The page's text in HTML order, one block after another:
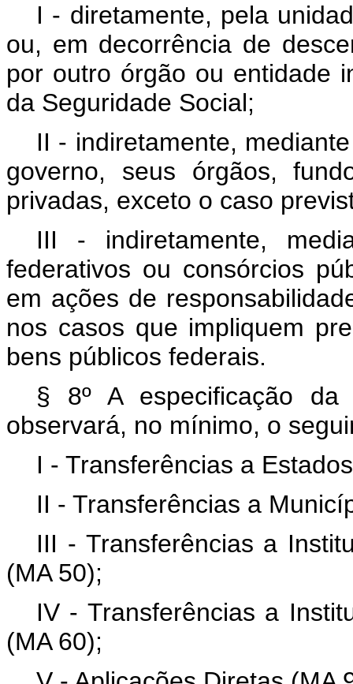
I - diretamente, pela
ou, em decorrência de
por outro órgão ou entidade
da Seguridade Social;
II - indiretamente,
governo, seus órgãos,
privadas, exceto o caso
III - indiretamente,
federativos ou consórcios
em ações de
nos casos que impliquem
bens públicos federais.
§ 8º A especificação
observará, no mínimo, o
I - Transferências a
II - Transferências a
III - Transferências a
(MA 50);
IV - Transferências a
(MA 60);